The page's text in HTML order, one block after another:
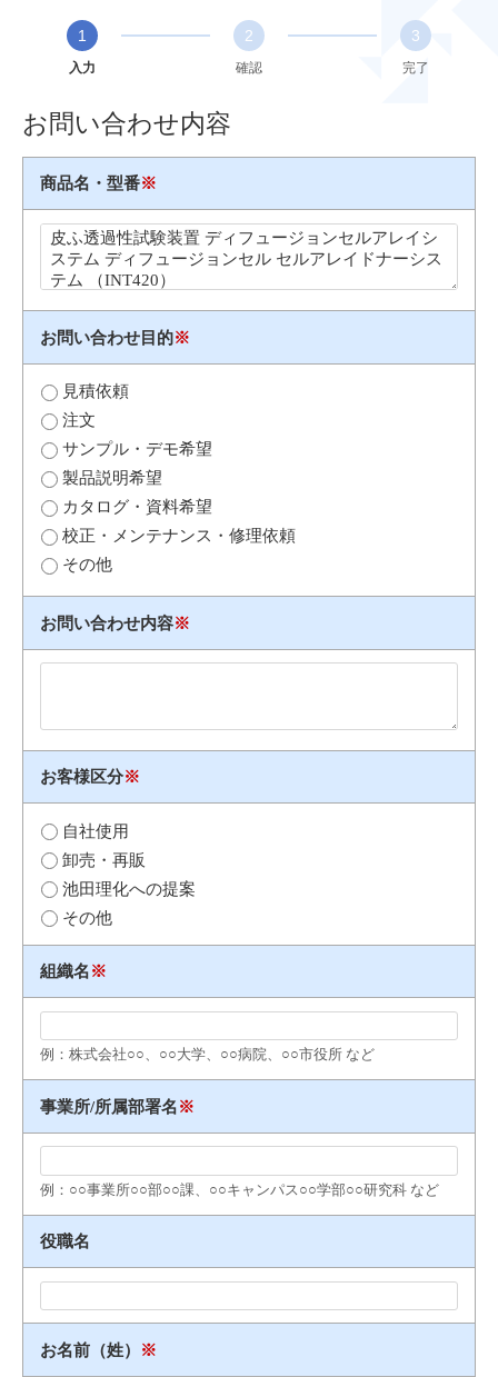
1
入力
2
確認
3
完了
お問い合わせ内容
商品名・型番※
お問い合わせ目的※
見積依頼
注文
サンプル・デモ希望
製品説明希望
カタログ・資料希望
校正・メンテナンス・修理依頼
その他
お問い合わせ内容※
お客様区分※
自社使用
卸売・再販
池田理化への提案
その他
組織名※
例：株式会社○○、○○大学、○○病院、○○市役所 など
事業所/所属部署名※
例：○○事業所○○部○○課、○○キャンパス○○学部○○研究科 など
役職名
お名前（姓） ※